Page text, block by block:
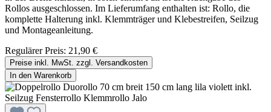
Rollos ausgeschlossen. Im Lieferumfang enthalten ist: Rollo, die
komplette Halterung inkl. Klemmträger und Klebestreifen, Seilzug
und Montageanleitung.
Regulärer Preis: 21,90 €
Preise inkl. MwSt. zzgl. Versandkosten
In den Warenkorb